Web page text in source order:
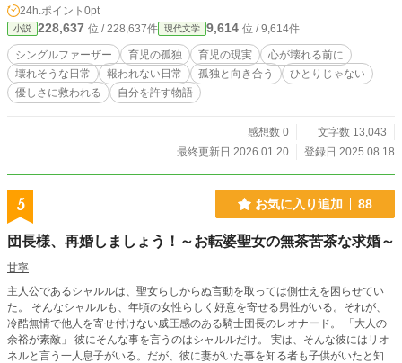
24h.ポイント 0pt
小説 228,637 位 / 228,637件 現代文学 9,614 位 / 9,614件
シングルファーザー 育児の孤独 育児の現実
心が壊れる前に
壊れそうな日常
報われない日常 孤独と向き合う
ひとりじゃない
優しさに救われる
自分を許す物語
感想数 0
文字数 13,043
最終更新日 2026.01.20
登録日 2025.08.18
5 お気に入り追加 88
団長様、再婚しましょう！～お転婆聖女の無茶苦茶な求婚～
甘寧
主人公であるシャルルは、聖女らしからぬ言動を取っては側仕えを困らせてい
た。 そんなシャルルも、年頃の女性らしく好意を寄せる男性がいる。それが、
冷酷無情で他人を寄せ付けない威圧感のある騎士団長のレオナード。 「大人の
余裕が素敵」 彼にそんな事を言うのはシャルルだけ。 実は、そんな彼にはリオ
ネルと言う一人息子がいる。だが、彼に妻がいた事を知る者も子供がいたと知る